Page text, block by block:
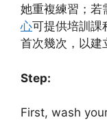
她重複練習；若
心可提供培訓課
首次幾次，以建
Step:
First, wash